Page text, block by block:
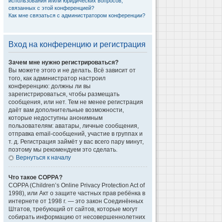
связанных с этой конференцией?
Как мне связаться с администратором конференции?
Вход на конференцию и регистрация
Зачем мне нужно регистрироваться?
Вы можете этого и не делать. Всё зависит от
того, как администратор настроил
конференцию: должны ли вы
зарегистрироваться, чтобы размещать
сообщения, или нет. Тем не менее регистрация
даёт вам дополнительные возможности,
которые недоступны анонимным
пользователям: аватары, личные сообщения,
отправка email-сообщений, участие в группах и
т. д. Регистрация займёт у вас всего пару минут,
поэтому мы рекомендуем это сделать.
Вернуться к началу
Что такое COPPA?
COPPA (Children’s Online Privacy Protection Act of
1998), или Акт о защите частных прав ребёнка в
интернете от 1998 г. — это закон Соединённых
Штатов, требующий от сайтов, которые могут
собирать информацию от несовершеннолетних